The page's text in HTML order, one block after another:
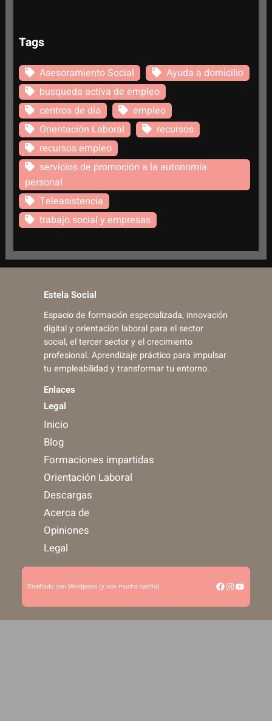
Tags
Asesoramiento Social
Ayuda a domicilio
busqueda activa de empleo
centros de día
empleo
Orientación Laboral
recursos
recursos empleo
servicios de promoción a la autonomía
personal
Teleasistencia
trabajo social y empresas
Estela Social
Espacio de formación especializada, innovación
digital y orientación laboral para el sector
social, el tercer sector y el crecimiento
profesional. Aprendizaje práctico para impulsar
tu empleabilidad y transformar tu entorno.
Enlaces
Legal
Inicio
Blog
Formaciones impartidas
Orientación Laboral
Descargas
Acerca de
Opiniones
Legal
Diseñado con Wordpress (y con mucho cariño) Facebook
Instagram